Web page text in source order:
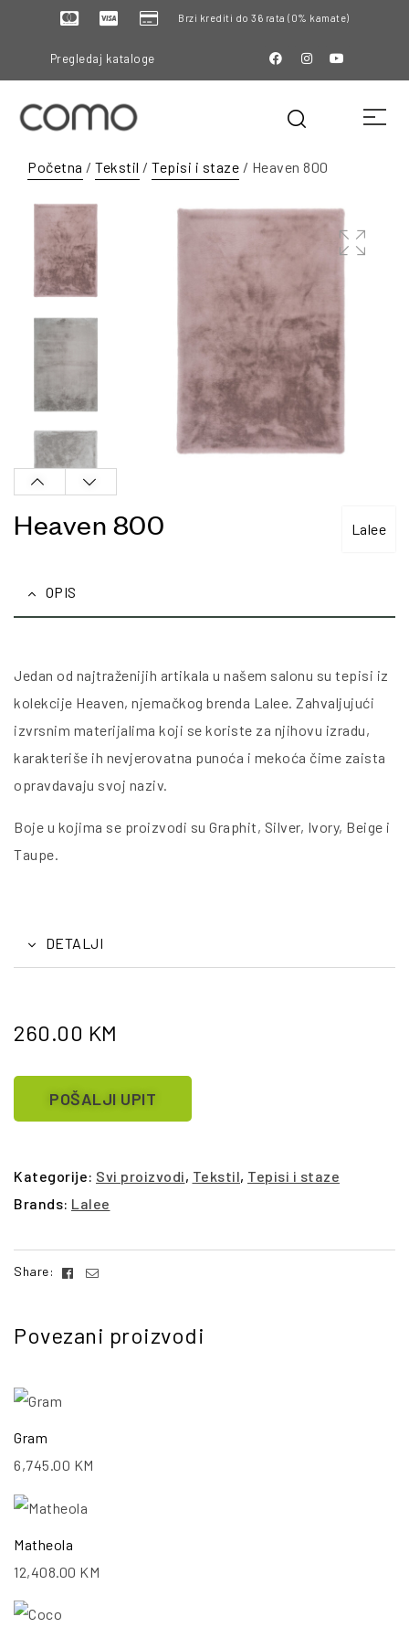
Brzi krediti do 36 rata (0% kamate)
Pregledaj kataloge
Početna / Tekstil / Tepisi i staze / Heaven 800
Lalee
Heaven 800
OPIS
Jedan od najtraženijih artikala u našem salonu su tepisi iz
kolekcije Heaven, njemačkog brenda Lalee. Zahvaljujući
izvrsnim materijalima koji se koriste za njihovu izradu,
karakteriše ih nevjerovatna punoća i mekoća čime zaista
opravdavaju svoj naziv.
Boje u kojima se proizvodi su Graphit, Silver, Ivory, Beige i
Taupe.
DETALJI
260.00 KM
POŠALJI UPIT
Kategorije: Svi proizvodi, Tekstil, Tepisi i staze
Brands: Lalee
Share: Facebook
Email
Povezani proizvodi
Gram
6,745.00 KM
Matheola
12,408.00 KM